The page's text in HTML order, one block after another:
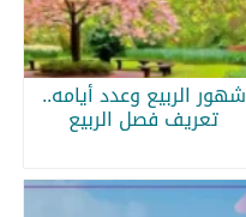
شهور الربيع وعدد أيامه..
تعريف فصل الربيع